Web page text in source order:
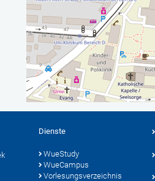
Dienste
WueStudy
WueCampus
Vorlesungsverzeichnis